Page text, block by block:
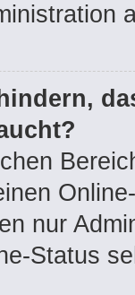
nur
Status